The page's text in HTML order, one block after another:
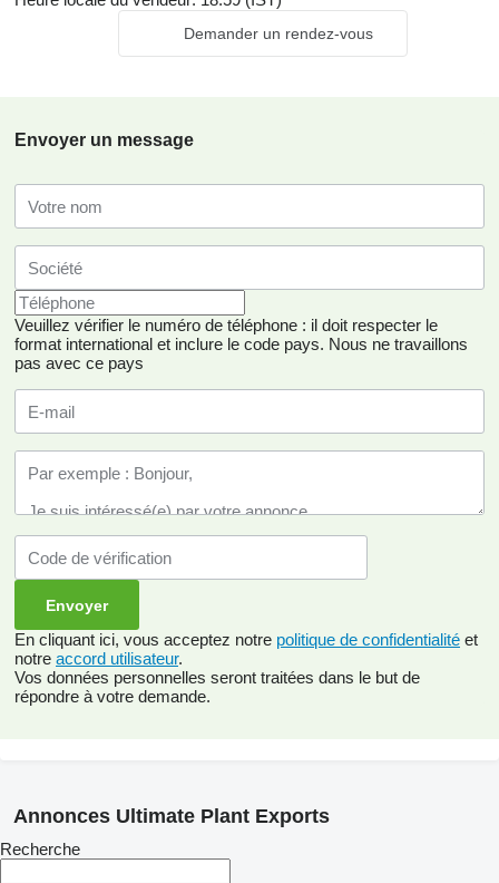
Demander un rendez-vous
Envoyer un message
Veuillez vérifier le numéro de téléphone : il doit respecter le
format international et inclure le code pays. Nous ne travaillons
pas avec ce pays
En cliquant ici, vous acceptez notre politique de confidentialité et
notre accord utilisateur.
Vos données personnelles seront traitées dans le but de
répondre à votre demande.
Annonces Ultimate Plant Exports
Recherche